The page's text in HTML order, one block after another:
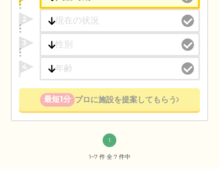
2
3
4
最短1分 プロに施設を提案してもらう
1
1~7 件 全 7 件中